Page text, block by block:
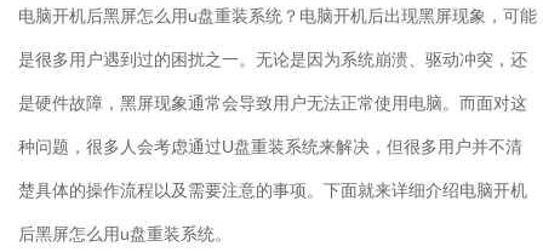
装机问题
电脑问题
电脑开机后黑屏怎么用u盘重装系统？电脑开机后出现黑屏现象，可能
是很多用户遇到过的困扰之一。无论是因为系统崩溃、驱动冲突，还
是硬件故障，黑屏现象通常会导致用户无法正常使用电脑。而面对这
种问题，很多人会考虑通过U盘重装系统来解决，但很多用户并不清
楚具体的操作流程以及需要注意的事项。下面就来详细介绍电脑开机
后黑屏怎么用u盘重装系统。